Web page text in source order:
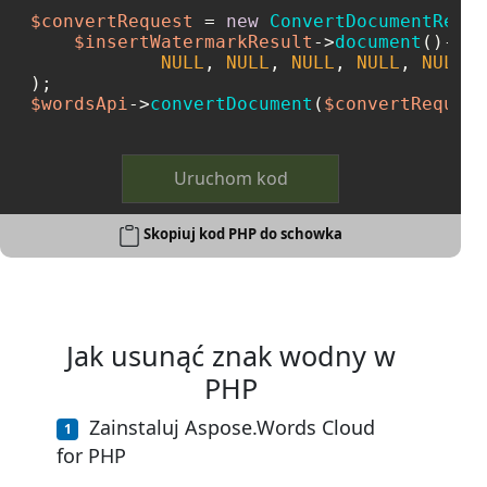
$convertRequest
= new
$insertWatermarkResult ->document ()->
NULL , NULL , NULL , NULL , NULL
$wordsApi->convertDocument ( $convertRequest
Uruchom kod
Skopiuj kod PHP do schowka
Jak usunąć znak wodny w
PHP
Zainstaluj Aspose.Words Cloud
for PHP